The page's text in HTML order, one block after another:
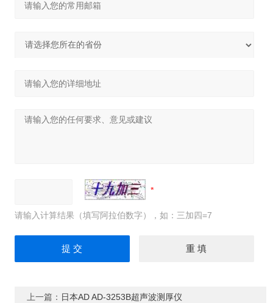
请输入计算结果（填写阿拉伯数字），如：三加四=7
上一篇： 日本AD AD-3253B超声波测厚仪